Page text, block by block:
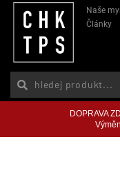
Naše
Články
DOPRAVA